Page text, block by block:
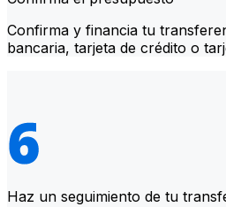
Confirma y financia tu
bancaria, tarjeta de crédito o
Haz un seguimiento de tu